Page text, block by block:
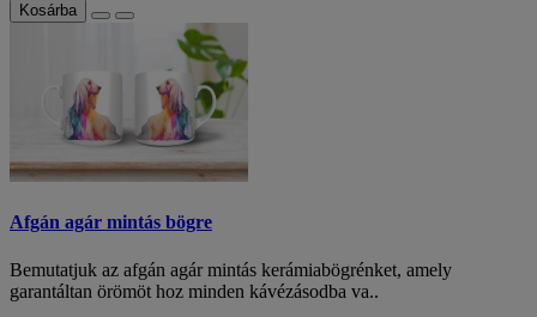
Kosárba
Afgán agár mintás bögre
Bemutatjuk az afgán agár mintás kerámiabögrénket, amely
garantáltan örömöt hoz minden kávézásodba va..